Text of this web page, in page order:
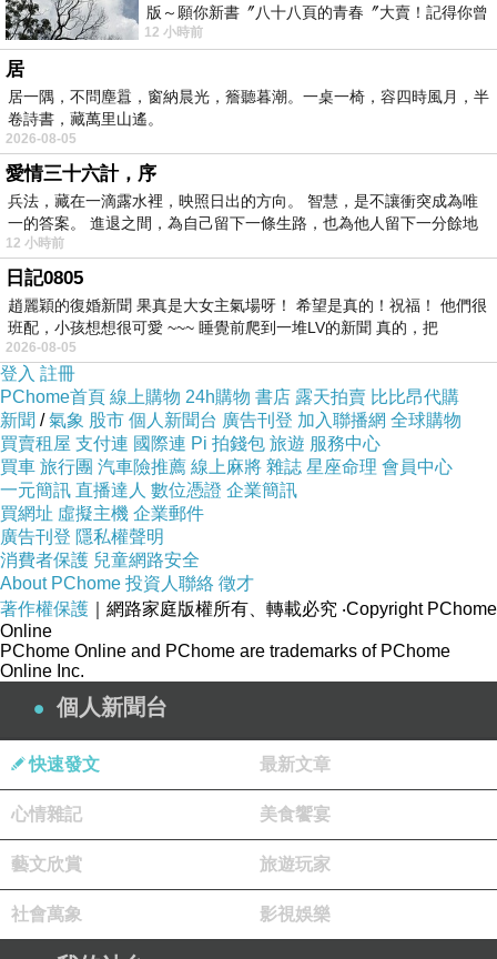
版～願你新書〞八十八頁的青春〞大賣！記得你曾
經在我的版留言…「好讚的圖^^感覺大家
12 小時前
居
居一隅，不問塵囂，窗納晨光，簷聽暮潮。一桌一椅，容四時風月，半
卷詩書，藏萬里山遙。
2026-08-05
愛情三十六計，序
兵法，藏在一滴露水裡，映照日出的方向。 智慧，是不讓衝突成為唯
一的答案。 進退之間，為自己留下一條生路，也為他人留下一分餘地
12 小時前
日記0805
趙麗穎的復婚新聞 果真是大女主氣場呀！ 希望是真的！祝福！ 他們很
班配，小孩想想很可愛 ~~~ 睡覺前爬到一堆LV的新聞 真的，把
2026-08-05
登入 註冊
PChome首頁 線上購物 24h購物 書店 露天拍賣 比比昂代購
新聞 /氣象 股市 個人新聞台 廣告刊登 加入聯播網 全球購物
買賣租屋 支付連 國際連 Pi 拍錢包 旅遊 服務中心
買車 旅行團 汽車險推薦 線上麻將 雜誌 星座命理 會員中心
一元簡訊 直播達人 數位憑證 企業簡訊
買網址 虛擬主機 企業郵件
廣告刊登 隱私權聲明
消費者保護 兒童網路安全
About PChome 投資人聯絡 徵才
著作權保護 ｜網路家庭版權所有、轉載必究 ‧Copyright PChome
Online
PChome Online and PChome are trademarks of PChome
Online Inc.
個人新聞台
快速發文 最新文章
心情雜記 美食饗宴
藝文欣賞 旅遊玩家
社會萬象 影視娛樂